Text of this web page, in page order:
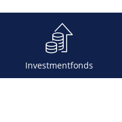
Investmentfonds